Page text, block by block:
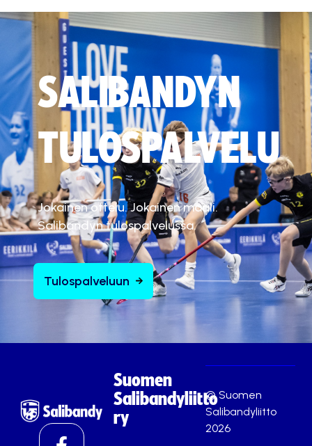
SALIBANDYN
TULOSPALVELU
Jokainen ottelu. Jokainen maali.
Salibandyn tulospalvelussa.
Tulospalveluun
Suomen
Salibandyliitto
ry
© Suomen
Salibandyliitto
2026